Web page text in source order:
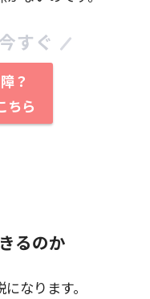
すぐ
？
ちら
るのか
なります。